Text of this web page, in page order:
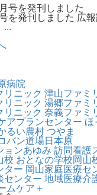
号を発刊しました
を発刊しました 広
...
病院
津山ファミ
湯郷ファミ
奈義ファミ
アプランセンター
るい農村 つやま
バン道場日本原
訪問看護
おとなの学校岡山
岡山家庭医療セ
地域医療介
ムケア＋